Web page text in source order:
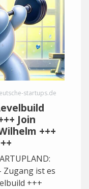
startups.de
Join
+++
Zugang ist es
+++